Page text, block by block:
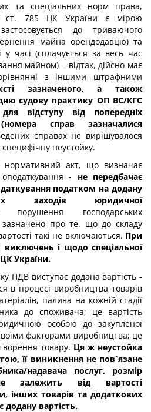
та спеціальних норм права,
ст. 785 ЦК України є мірою
до триваючого
майна орендодавцю) та
у часі (сплачується за весь час
майном) – відтак, дійсно має
з іншими штрафними
зазначеного, а також
судову практику ОП ВС/КГС
відступу від попередніх
справ зазначалися
справах не вирішувалося
неустойку.
нормативний акт, що визначає
- не передбачає
податком на додану
заходів юридичної
господарських
про те, що до складу
такі не включаються. При
і щодо спеціальної
України.
ПДВ виступає додана вартість -
в процесі виробництва товарів
палива на кожній стадії
до споживача; це вартість
особою до закупленої
факторами виробництва; це
товару. Ця ж неустойка
її виникнення не пов`язане
надавача послуг, розмір
залежить від вартості
інших товарів та додаткових
додану вартість.